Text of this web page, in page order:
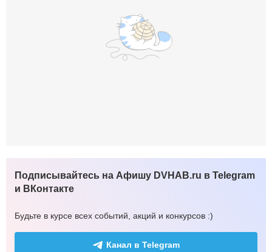
Подписывайтесь на Афишу DVHAB.ru в Telegram
и ВКонтакте
Будьте в курсе всех событий, акций и конкурсов :)
Канал в Telegram